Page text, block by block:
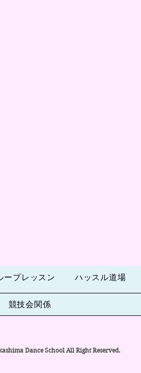
ープレッスン ハッスル道場
競技会関係
Dance School All Right Reserved.